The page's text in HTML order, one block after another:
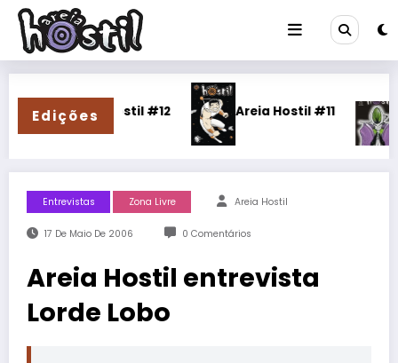
Pular
para
conteúdo
Edições
Hostil #12 Areia Hostil #11
Areia Hostil
Entrevistas Zona Livre Areia Hostil
17 De Maio De 2006 0 Comentários
Areia Hostil entrevista
Lorde Lobo